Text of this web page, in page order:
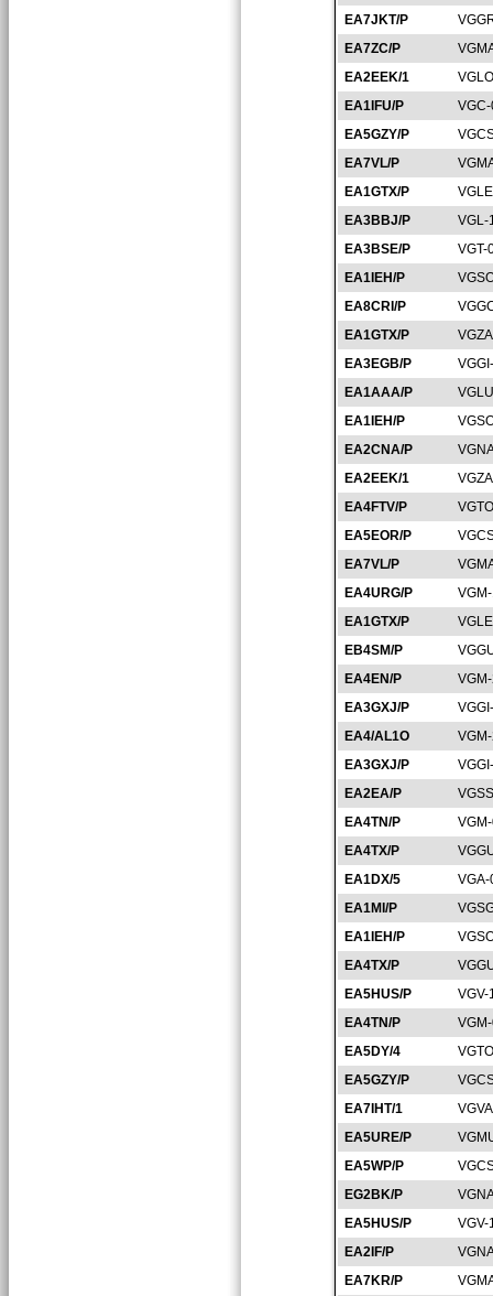
EA7JKT/P
EA7ZC/P
EA2EEK/1
EA1IFU/P
EA5GZY/P
EA7VL/P
EA1GTX/P
EA3BBJ/P
VGL-
EA3BSE/P
VGT-
EA1IEH/P
EA8CRI/P
EA1GTX/P
EA3EGB/P
EA1AAA/P
EA1IEH/P
EA2CNA/P
EA2EEK/1
EA4FTV/P
EA5EOR/P
EA7VL/P
EA4URG/P
EA1GTX/P
EB4SM/P
EA4EN/P
EA3GXJ/P
EA4/AL1O
EA3GXJ/P
EA2EA/P
EA4TN/P
EA4TX/P
EA1DX/5
EA1MI/P
EA1IEH/P
EA4TX/P
EA5HUS/P
VGV-
EA4TN/P
EA5DY/4
EA5GZY/P
EA7IHT/1
EA5URE/P
EA5WP/P
EG2BK/P
EA5HUS/P
VGV-
EA2IF/P
EA7KR/P